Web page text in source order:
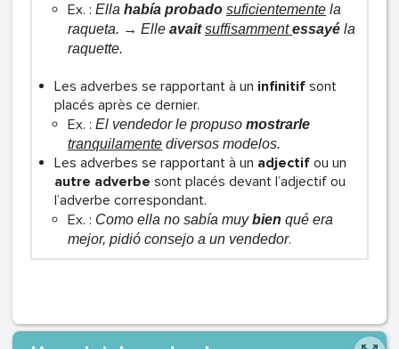
Ex. : Ella había probado suficientemente la
raqueta. → Elle avait suffisammentessayé la
raquette.
Les adverbes se rapportant à un infinitif sont
placés après ce dernier.
Ex. : El vendedor le propuso mostrarle
tranquilamente diversos modelos.
Les adverbes se rapportant à un adjectif ou un
autre adverbe sont placés devant l’adjectif ou
l’adverbe correspondant.
Ex. : Como ella no sabía muybien qué era
mejor, pidió consejo a un vendedor.